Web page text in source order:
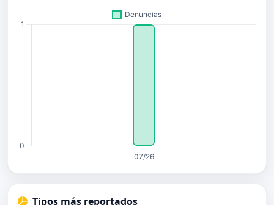
Tipos más reportados